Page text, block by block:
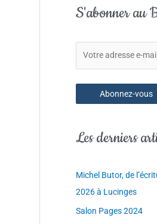
h
c
h
e
S'abonner au
d
s
s
e
Abonnez-vous
Les derniers
Michel Butor, de
2026 à Lucinges
Salon Pages 2024